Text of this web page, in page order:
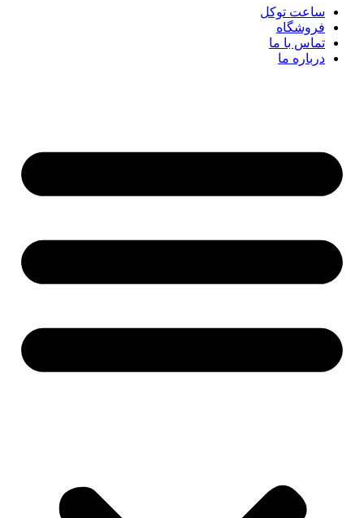
ساعت توکل
فروشگاه
تماس با ما
درباره ما